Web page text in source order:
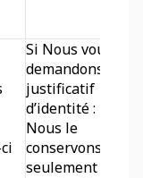
Si Nous vous
demandons un
justificatif
d’identité :
Nous le
conservons
seulement